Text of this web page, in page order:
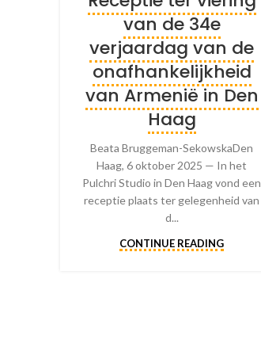
van de 34e
verjaardag van de
onafhankelijkheid
van Armenië in Den
Haag
Beata Bruggeman-SekowskaDen
Haag, 6 oktober 2025 — In het
Pulchri Studio in Den Haag vond een
receptie plaats ter gelegenheid van
d...
CONTINUE READING